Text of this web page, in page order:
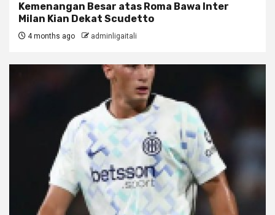
Kemenangan Besar atas Roma Bawa Inter
Milan Kian Dekat Scudetto
4 months ago adminligaitali